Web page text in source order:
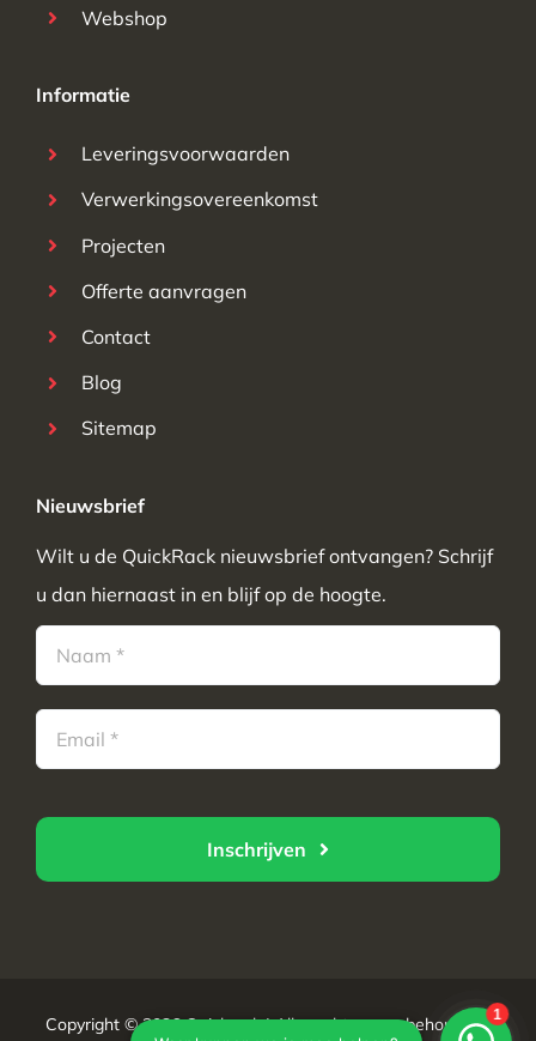
Webshop
Informatie
Leveringsvoorwaarden
Verwerkingsovereenkomst
Projecten
Offerte aanvragen
Contact
Blog
Sitemap
Nieuwsbrief
Wilt u de QuickRack nieuwsbrief ontvangen? Schrijf
u dan hiernaast in en blijf op de hoogte.
Inschrijven
Copyright © 2026 Quickrack | Alle rechten voorbehouden |